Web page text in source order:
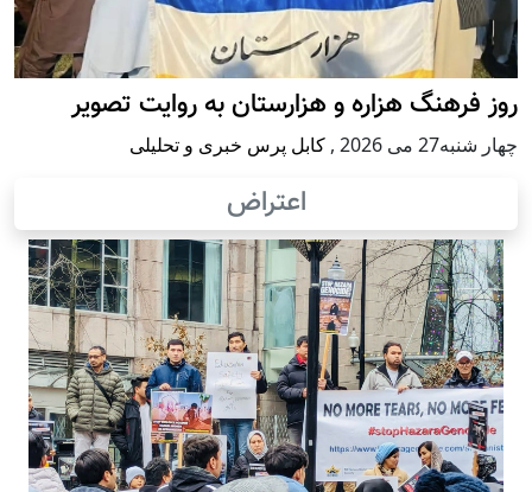
روز فرهنگ هزاره و هزارستان به روایت تصویر
چهار شنبه27 می 2026 , کابل پرس خبری و تحلیلی
اعتراض